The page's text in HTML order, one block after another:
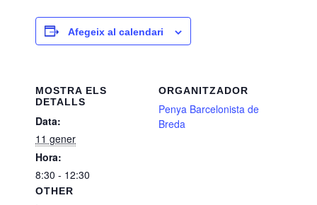
Afegeix al calendari
MOSTRA ELS
DETALLS
Data:
11 gener
Hora:
8:30 - 12:30
ORGANITZADOR
Penya Barcelonista de
Breda
OTHER